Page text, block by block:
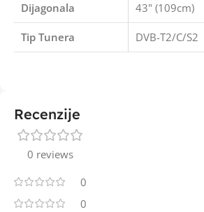
Dijagonala 43" (109cm)
Tip Tunera DVB-T2/C/S2
Recenzije
0 reviews
0
0